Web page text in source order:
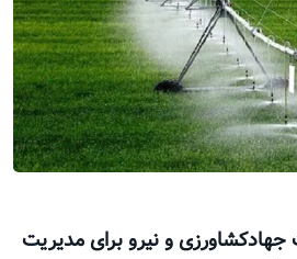
جهادکشاورزی و نیرو برای مدیریت